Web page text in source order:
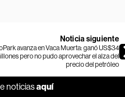
Noticia siguiente
avanza en Vaca Muerta: ganó US$34
pero no pudo aprovechar el alza del
precio del petróleo
noticiasaquí